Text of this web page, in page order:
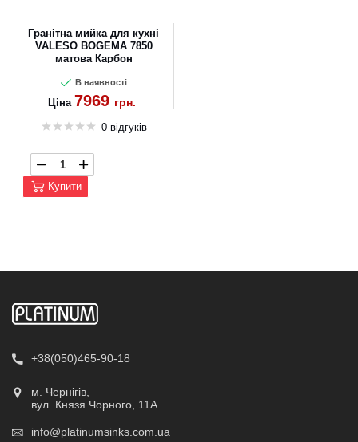
Гранітна мийка для кухні
VALESO BOGEMA 7850
матова Карбон
В наявності
Ціна 7969 грн.
0 відгуків
Купити
+38(050)465-90-18
м. Чернігів,
вул. Князя Чорного, 11А
info@platinumsinks.com.ua